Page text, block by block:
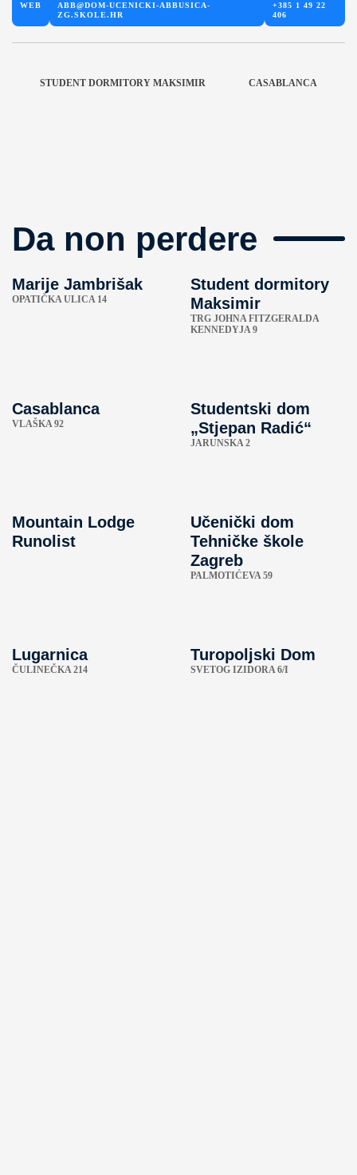
WEB
ABB@DOM-UCENICKI-ABBUSICA-
ZG.SKOLE.HR
+385 1 49 22
406
STUDENT DORMITORY MAKSIMIR CASABLANCA
Da non perdere
Marije Jambrišak
OPATIČKA ULICA 14
Student dormitory
Maksimir
TRG JOHNA FITZGERALDA
KENNEDYJA 9
Casablanca
VLAŠKA 92
Studentski dom
„Stjepan Radić“
JARUNSKA 2
Mountain Lodge
Runolist
Učenički dom
Tehničke škole
Zagreb
PALMOTIĆEVA 59
Lugarnica
ČULINEČKA 214
Turopoljski Dom
SVETOG IZIDORA 6/I